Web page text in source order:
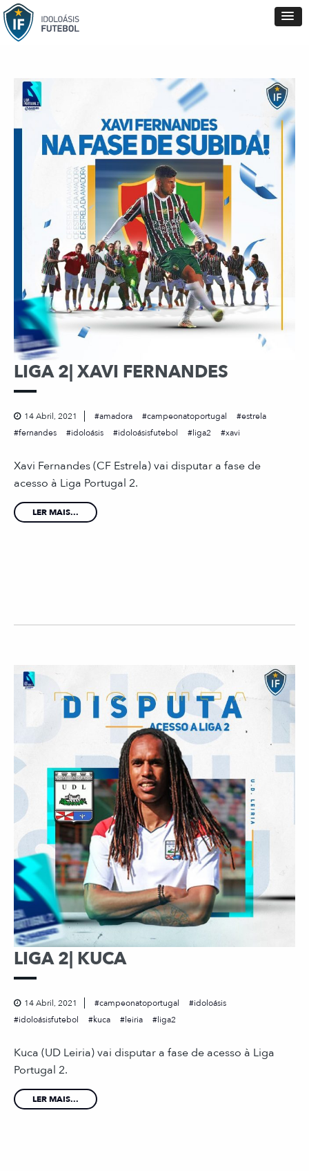
LIGA 2| XAVI FERNANDES
14 Abril, 2021 amadora campeonatoportugal
estrela
fernandes
idoloásis idoloásisfutebol liga2 xavi
Xavi Fernandes (CF Estrela) vai disputar a fase de
acesso à Liga Portugal 2.
LER MAIS...
LIGA 2| KUCA
14 Abril, 2021 campeonatoportugal
idoloásis
idoloásisfutebol
kuca leiria liga2
Kuca (UD Leiria) vai disputar a fase de acesso à Liga
Portugal 2.
LER MAIS...